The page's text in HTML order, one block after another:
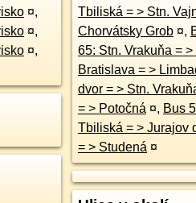
¤,
¤,
¤,
Tbiliská = > Stn.
Chorvátsky Grob ¤,
Bratislava = >
dvor = > Stn.
= > Potočná ¤,
Tbiliská = >
= > Studená ¤